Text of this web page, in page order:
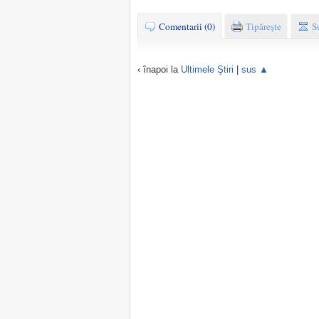
Comentarii (0) Tipăreşte
‹ înapoi la Ultimele Ştiri sus ▲